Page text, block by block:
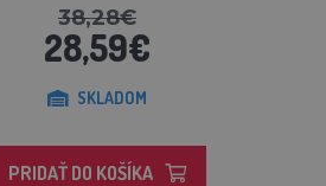
38,28€
28,59€
SKLADOM
PRIDAŤ DO KOŠÍKA